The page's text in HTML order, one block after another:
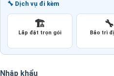
🔧 Dịch vụ đi kèm
🏗️
Lắp đặt trọn gói
🔧
Bảo trì
Nhập khẩu